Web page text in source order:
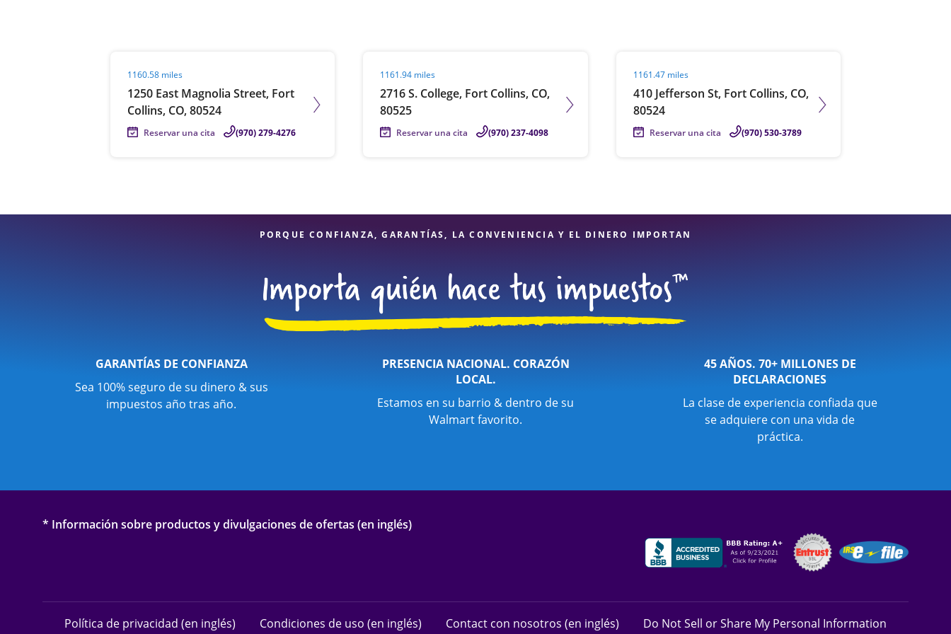
1160.58 miles
1250 East Magnolia Street, Fort
Collins, CO, 80524
Reservar una cita (970) 279-4276
1161.94 miles
2716 S. College, Fort Collins, CO,
80525
Reservar una cita (970) 237-4098
1161.47 miles
410 Jefferson St, Fort Collins, CO,
80524
Reservar una cita (970) 530-3789
PORQUE CONFIANZA, GARANTÍAS, LA CONVENIENCIA Y EL DINERO IMPORTAN
GARANTÍAS DE CONFIANZA
Sea 100% seguro de su dinero & sus
impuestos año tras año.
PRESENCIA NACIONAL. CORAZÓN
LOCAL.
Estamos en su barrio & dentro de su
Walmart favorito.
45 AÑOS. 70+ MILLONES DE
DECLARACIONES
La clase de experiencia confiada que
se adquiere con una vida de
práctica.
* Información sobre productos y divulgaciones de ofertas (en inglés)
Política de privacidad (en inglés) Condiciones de uso (en inglés) Contact con nosotros (en inglés) Do Not Sell or Share My Personal Information